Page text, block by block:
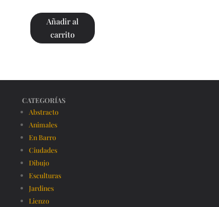
Añadir al
carrito
CATEGORÍAS
Abstracto
Animales
En Barro
Ciudades
Dibujo
Esculturas
Jardines
Lienzo